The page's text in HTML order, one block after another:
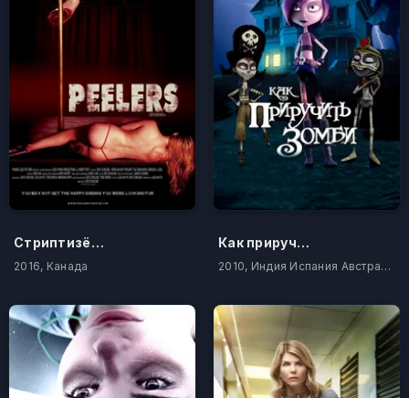
Стриптизёрши
2016, Канада
Как приручить зомби
2010, Индия Испания Австралия Канада